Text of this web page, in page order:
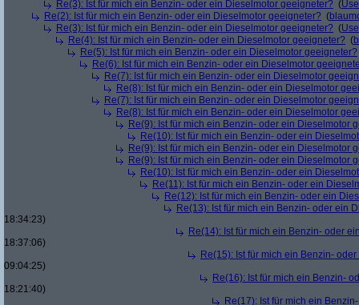
Re(3): Ist für mich ein Benzin- oder ein Dieselmotor geeigneter? (
Re(2): Ist für mich ein Benzin- oder ein Dieselmotor geeigneter? (
Re(3): Ist für mich ein Benzin- oder ein Dieselmotor geeigneter? (
Re(4): Ist für mich ein Benzin- oder ein Dieselmotor geeigneter? (
Re(5): Ist für mich ein Benzin- oder ein Dieselmotor geeigneter?
Re(6): Ist für mich ein Benzin- oder ein Dieselmotor
Re(7): Ist für mich ein Benzin- oder ein Dieselmotor
Re(8): Ist für mich ein Benzin- oder ein Dieselmotor
Re(7): Ist für mich ein Benzin- oder ein Dieselmotor
Re(8): Ist für mich ein Benzin- oder ein Dieselmotor
Re(9): Ist für mich ein Benzin- oder ein Dieselmotor
Re(10): Ist für mich ein Benzin- oder ein
Re(9): Ist für mich ein Benzin- oder ein Dieselmotor
Re(9): Ist für mich ein Benzin- oder ein Dieselmotor
Re(10): Ist für mich ein Benzin- oder ein
Re(11): Ist für mich ein Benzin- oder ein
Re(12): Ist für mich ein Benzin- oder ein
Re(13): Ist für mich ein Benzin- oder ein
18:34:23)
Re(14): Ist für mich ein Benzin- oder
18:37:06)
Re(15): Ist für mich ein Benzin-
09:04:25)
Re(16): Ist für mich ein Benzin-
18:21:40)
Re(17): Ist für mich ein